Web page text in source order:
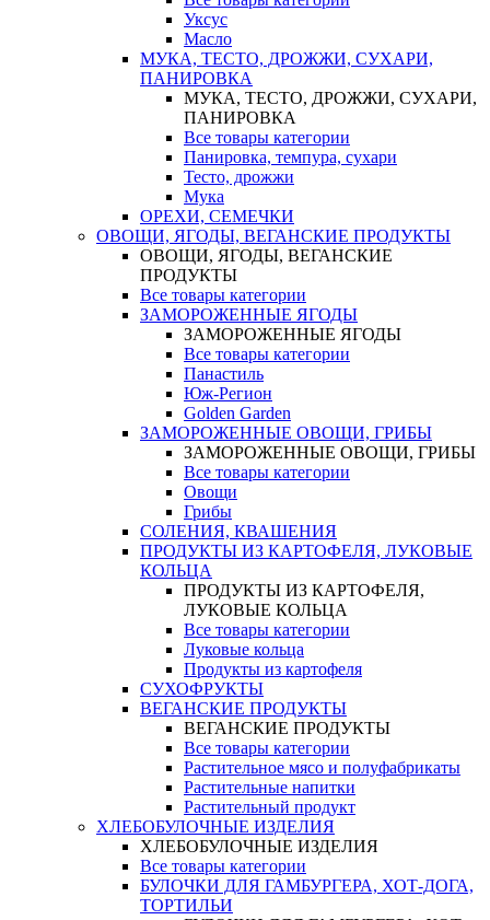
Уксус
Масло
МУКА, ТЕСТО, ДРОЖЖИ, СУХАРИ,
ПАНИРОВКА
МУКА, ТЕСТО, ДРОЖЖИ, СУХАРИ,
ПАНИРОВКА
Все товары категории
Панировка, темпура, сухари
Тесто, дрожжи
Мука
ОРЕХИ, СЕМЕЧКИ
ОВОЩИ, ЯГОДЫ, ВЕГАНСКИЕ ПРОДУКТЫ
ОВОЩИ, ЯГОДЫ, ВЕГАНСКИЕ
ПРОДУКТЫ
Все товары категории
ЗАМОРОЖЕННЫЕ ЯГОДЫ
ЗАМОРОЖЕННЫЕ ЯГОДЫ
Все товары категории
Панастиль
Юж-Регион
Golden Garden
ЗАМОРОЖЕННЫЕ ОВОЩИ, ГРИБЫ
ЗАМОРОЖЕННЫЕ ОВОЩИ, ГРИБЫ
Все товары категории
Овощи
Грибы
СОЛЕНИЯ, КВАШЕНИЯ
ПРОДУКТЫ ИЗ КАРТОФЕЛЯ, ЛУКОВЫЕ
КОЛЬЦА
ПРОДУКТЫ ИЗ КАРТОФЕЛЯ,
ЛУКОВЫЕ КОЛЬЦА
Все товары категории
Луковые кольца
Продукты из картофеля
СУХОФРУКТЫ
ВЕГАНСКИЕ ПРОДУКТЫ
ВЕГАНСКИЕ ПРОДУКТЫ
Все товары категории
Растительное мясо и полуфабрикаты
Растительные напитки
Растительный продукт
ХЛЕБОБУЛОЧНЫЕ ИЗДЕЛИЯ
ХЛЕБОБУЛОЧНЫЕ ИЗДЕЛИЯ
Все товары категории
БУЛОЧКИ ДЛЯ ГАМБУРГЕРА, ХОТ-ДОГА,
ТОРТИЛЬИ